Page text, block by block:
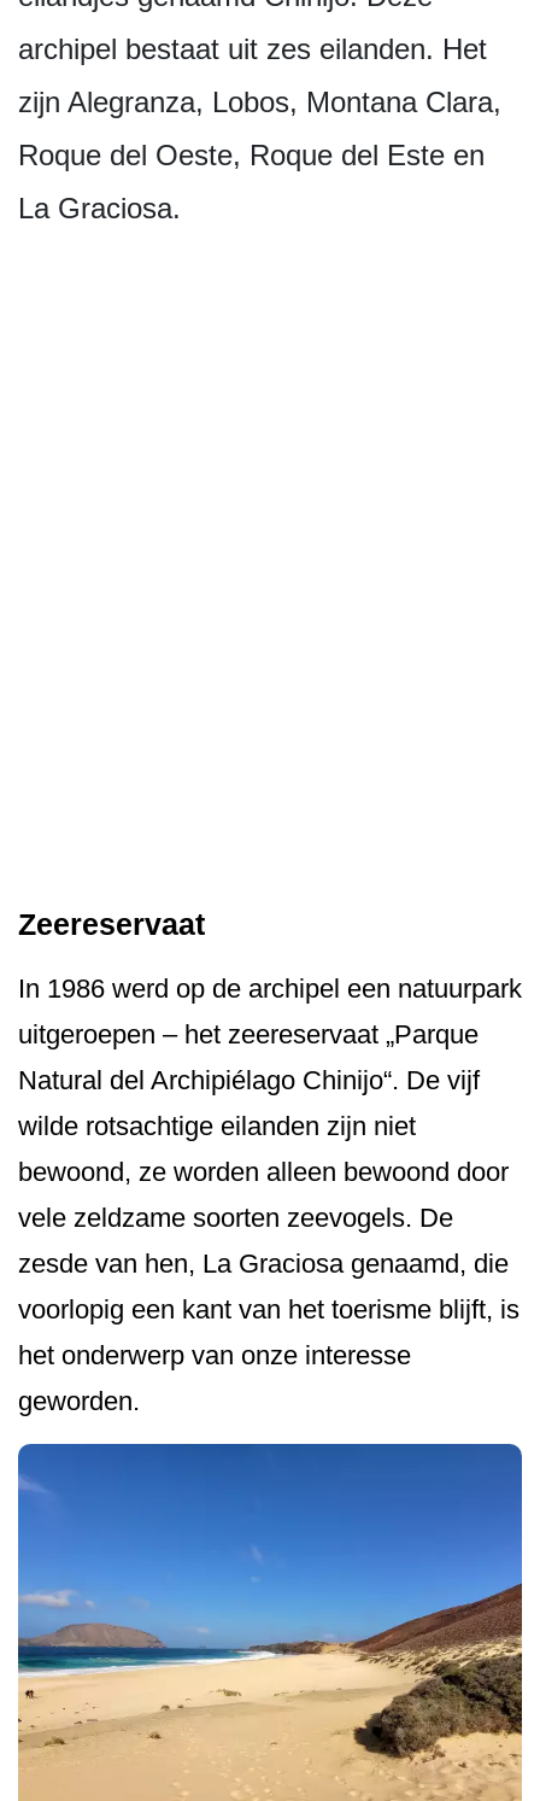
archipel bestaat uit zes eilanden. Het
zijn Alegranza, Lobos, Montana Clara,
Roque del Oeste, Roque del Este en
La Graciosa.
Zeereservaat
In 1986 werd op de archipel een natuurpark
uitgeroepen – het zeereservaat „Parque
Natural del Archipiélago Chinijo“. De vijf
wilde rotsachtige eilanden zijn niet
bewoond, ze worden alleen bewoond door
vele zeldzame soorten zeevogels. De
zesde van hen, La Graciosa genaamd, die
voorlopig een kant van het toerisme blijft, is
het onderwerp van onze interesse
geworden.